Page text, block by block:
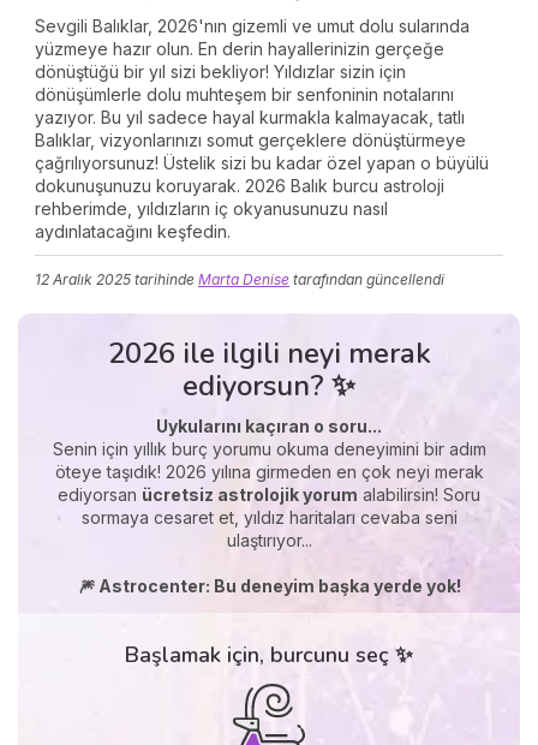
Sevgili Balıklar, 2026'nın gizemli ve umut dolu sularında
yüzmeye hazır olun. En derin hayallerinizin gerçeğe
dönüştüğü bir yıl sizi bekliyor! Yıldızlar sizin için
dönüşümlerle dolu muhteşem bir senfoninin notalarını
yazıyor. Bu yıl sadece hayal kurmakla kalmayacak, tatlı
Balıklar, vizyonlarınızı somut gerçeklere dönüştürmeye
çağrılıyorsunuz! Üstelik sizi bu kadar özel yapan o büyülü
dokunuşunuzu koruyarak. 2026 Balık burcu astroloji
rehberimde, yıldızların iç okyanusunuzu nasıl
aydınlatacağını keşfedin.
12 Aralık 2025 tarihinde Marta Denise tarafından güncellendi
2026 ile ilgili neyi merak
ediyorsun? ✨
Uykularını kaçıran o soru...
Senin için yıllık burç yorumu okuma deneyimini bir adım
öteye taşıdık! 2026 yılına girmeden en çok neyi merak
ediyorsan ücretsiz astrolojik yorum alabilirsin! Soru
sormaya cesaret et, yıldız haritaları cevaba seni
ulaştırıyor...
🎆 Astrocenter: Bu deneyim başka yerde yok!
Başlamak için, burcunu seç ✨